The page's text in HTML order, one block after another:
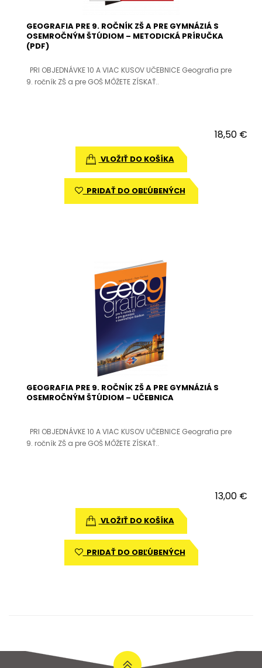
GEOGRAFIA PRE 9. ROČNÍK ZŠ A PRE GYMNÁZIÁ S
OSEMROČNÝM ŠTÚDIOM – METODICKÁ PRÍRUČKA
(PDF)
PRI OBJEDNÁVKE 10 A VIAC KUSOV UČEBNICE Geografia pre
9. ročník ZŠ a pre GOŠ MÔŽETE ZÍSKAŤ..
18,50 €
VLOŽIŤ DO KOŠÍKA
PRIDAŤ DO OBĽÚBENÝCH
GEOGRAFIA PRE 9. ROČNÍK ZŠ A PRE GYMNÁZIÁ S
OSEMROČNÝM ŠTÚDIOM – UČEBNICA
PRI OBJEDNÁVKE 10 A VIAC KUSOV UČEBNICE Geografia pre
9. ročník ZŠ a pre GOŠ MÔŽETE ZÍSKAŤ..
13,00 €
VLOŽIŤ DO KOŠÍKA
PRIDAŤ DO OBĽÚBENÝCH